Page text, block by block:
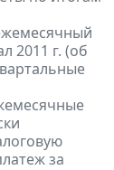
2011 г. (об
за